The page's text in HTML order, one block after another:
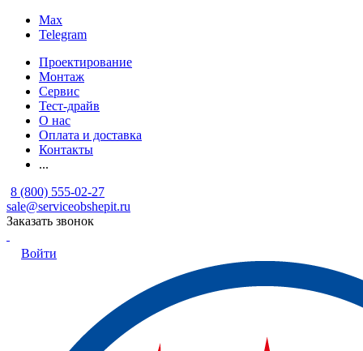
Max
Telegram
Проектирование
Монтаж
Сервис
Тест-драйв
О нас
Оплата и доставка
Контакты
...
8 (800) 555-02-27
sale@serviceobshepit.ru
Заказать звонок
Войти